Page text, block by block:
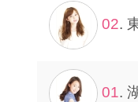
02.
01.